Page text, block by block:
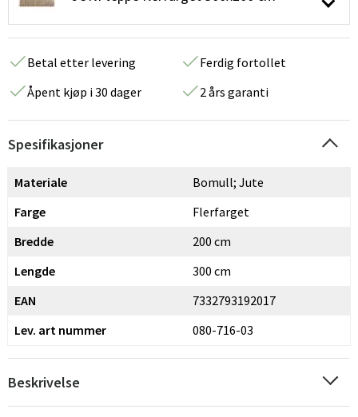
Betal etter levering
Ferdig fortollet
Åpent kjøp i 30 dager
2 års garanti
Spesifikasjoner
Materiale
Bomull; Jute
Farge
Flerfarget
Bredde
200 cm
Lengde
300 cm
EAN
7332793192017
Lev. art nummer
080-716-03
Beskrivelse